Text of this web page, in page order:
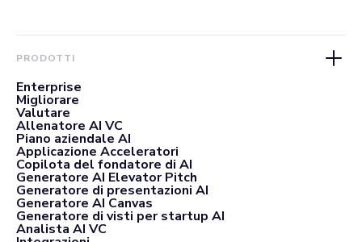
PRODOTTI
Enterprise
Migliorare
Valutare
Allenatore AI VC
Piano aziendale AI
Applicazione Acceleratori
Copilota del fondatore di AI
Generatore AI Elevator Pitch
Generatore di presentazioni AI
Generatore AI Canvas
Generatore di visti per startup AI
Analista AI VC